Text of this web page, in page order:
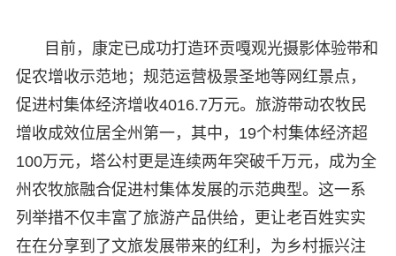
目前，康定已成功打造环贡嘎观光摄影体验带和
促农增收示范地；规范运营极景圣地等网红景点，
促进村集体经济增收4016.7万元。旅游带动农牧民
增收成效位居全州第一，其中，19个村集体经济超
100万元，塔公村更是连续两年突破千万元，成为全
州农牧旅融合促进村集体发展的示范典型。这一系
列举措不仅丰富了旅游产品供给，更让老百姓实实
在在分享到了文旅发展带来的红利，为乡村振兴注